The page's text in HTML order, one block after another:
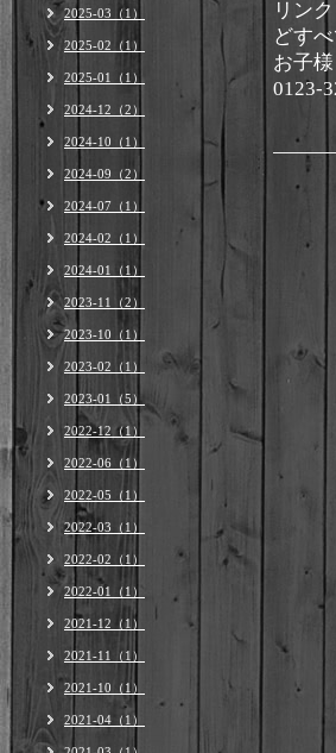
リン
どすべ
お子
0123-
2025-03（1）
2025-02（1）
2025-01（1）
2024-12（2）
2024-10（1）
2024-09（2）
2024-07（1）
2024-02（1）
2024-01（1）
2023-11（2）
2023-10（1）
2023-02（1）
2023-01（5）
2022-12（1）
2022-06（1）
2022-05（1）
2022-03（1）
2022-02（1）
2022-01（1）
2021-12（1）
2021-11（1）
2021-10（1）
2021-04（1）